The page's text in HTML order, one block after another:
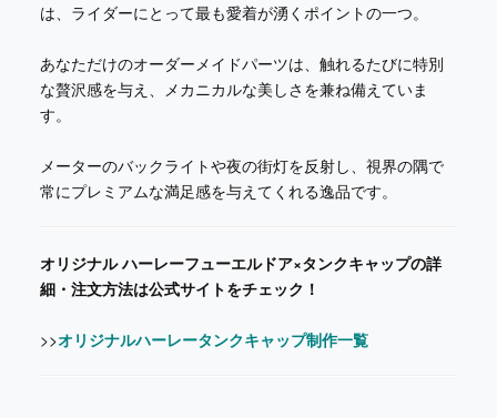
は、ライダーにとって最も愛着が湧くポイントの一つ。
あなただけのオーダーメイドパーツは、触れるたびに特別
な贅沢感を与え、メカニカルな美しさを兼ね備えていま
す。
メーターのバックライトや夜の街灯を反射し、視界の隅で
常にプレミアムな満足感を与えてくれる逸品です。
オリジナル ハーレーフューエルドア×タンクキャップの詳
細・注文方法は公式サイトをチェック！
>>オリジナルハーレータンクキャップ制作一覧